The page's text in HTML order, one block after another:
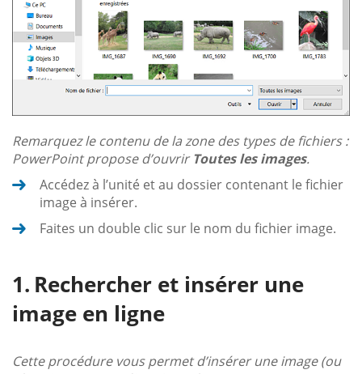
Remarquez le contenu de la zone des types de fichiers :
PowerPoint propose d’ouvrir Toutes les images.
Accédez à l’unité et au dossier contenant le fichier
image à insérer.
Faites un double clic sur le nom du fichier image.
Rechercher et insérer une
image en ligne
Cette procédure vous permet d’insérer une image (ou